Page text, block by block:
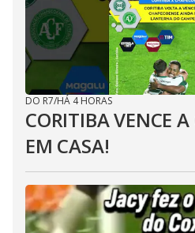
DO R7/HÁ 4 HORAS
CORITIBA VENCE
EM CASA!